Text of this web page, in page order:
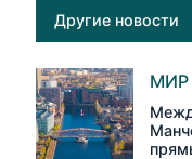
Другие новости
МИР